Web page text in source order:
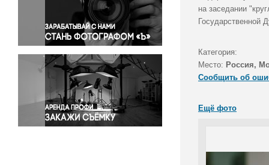
Правосудие
Происшествия и конфликты
Религия
Светская жизнь
Спорт
Экология
Экономика и бизнес
на заседании
Государственной
Категория:
Место: Россия,
Сообщить об
Ещё фото